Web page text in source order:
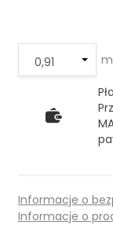
Informacje o
Informacje o